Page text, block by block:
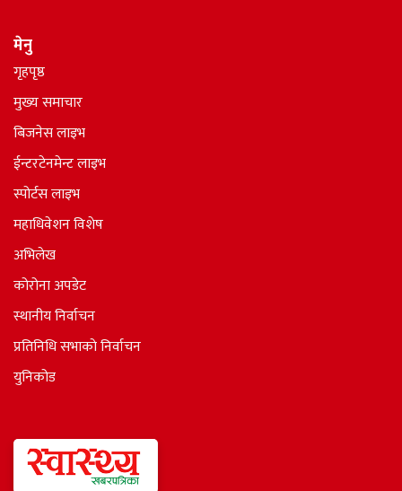
मेनु
गृहपृष्ठ
मुख्य समाचार
बिजनेस लाइभ
ईन्टरटेनमेन्ट लाइभ
स्पोर्टस लाइभ
महाधिवेशन विशेष
अभिलेख
कोरोना अपडेट
स्थानीय निर्वाचन
प्रतिनिधि सभाकाे निर्वाचन